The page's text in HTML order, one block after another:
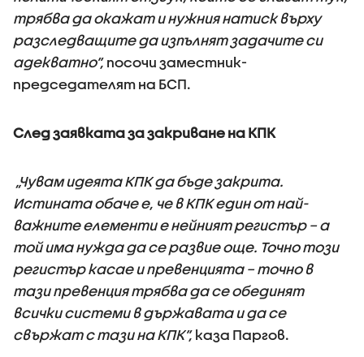
трябва да окажат и нужния натиск върху
разследващите да изпълнят задачите си
адекватно”, посочи заместник-
председателят на БСП.
След заявката за закриване на КПК
„Чувам идеята КПК да бъде закрита.
Истината обаче е, че в КПК един от най-
важните елементи е нейният регистър – а
той има нужда да се развие още. Точно този
регистър касае и превенцията – точно в
тази превенция трябва да се обединят
всички системи в държавата и да се
свържат с тази на КПК”, каза Паргов.